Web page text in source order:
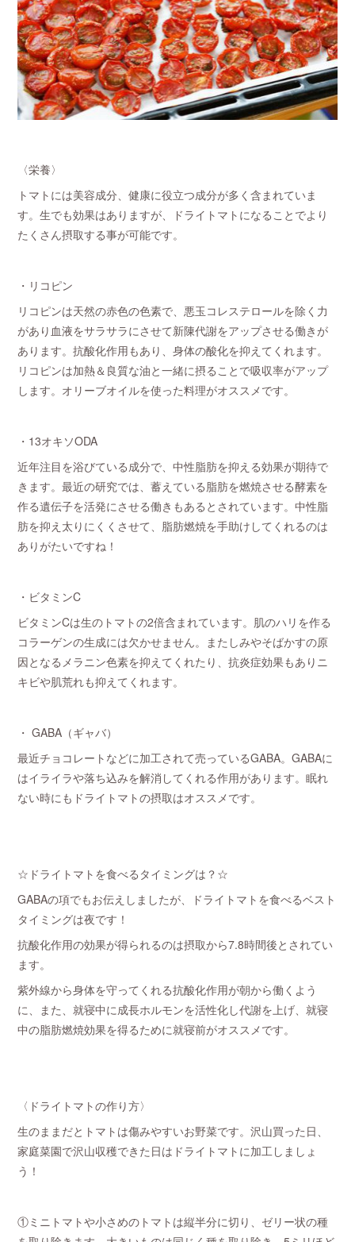
〈栄養〉
トマトには美容成分、健康に役立つ成分が多く含まれていま
す。生でも効果はありますが、ドライトマトになることでより
たくさん摂取する事が可能です。
・リコピン
リコピンは天然の赤色の色素で、悪玉コレステロールを除く力
があり血液をサラサラにさせて新陳代謝をアップさせる働きが
あります。抗酸化作用もあり、身体の酸化を抑えてくれます。
リコピンは加熱＆良質な油と一緒に摂ることで吸収率がアップ
します。オリーブオイルを使った料理がオススメです。
・13オキソODA
近年注目を浴びている成分で、中性脂肪を抑える効果が期待で
きます。最近の研究では、蓄えている脂肪を燃焼させる酵素を
作る遺伝子を活発にさせる働きもあるとされています。中性脂
肪を抑え太りにくくさせて、脂肪燃焼を手助けしてくれるのは
ありがたいですね！
・ビタミンC
ビタミンCは生のトマトの2倍含まれています。肌のハリを作る
コラーゲンの生成には欠かせません。またしみやそばかすの原
因となるメラニン色素を抑えてくれたり、抗炎症効果もありニ
キビや肌荒れも抑えてくれます。
・ GABA（ギャバ）
最近チョコレートなどに加工されて売っているGABA。GABAに
はイライラや落ち込みを解消してくれる作用があります。眠れ
ない時にもドライトマトの摂取はオススメです。
☆ドライトマトを食べるタイミングは？☆
GABAの項でもお伝えしましたが、ドライトマトを食べるベスト
タイミングは夜です！
抗酸化作用の効果が得られるのは摂取から7.8時間後とされてい
ます。
紫外線から身体を守ってくれる抗酸化作用が朝から働くよう
に、また、就寝中に成長ホルモンを活性化し代謝を上げ、就寝
中の脂肪燃焼効果を得るために就寝前がオススメです。
〈ドライトマトの作り方〉
生のままだとトマトは傷みやすいお野菜です。沢山買った日、
家庭菜園で沢山収穫できた日はドライトマトに加工しましょ
う！
①ミニトマトや小さめのトマトは縦半分に切り、ゼリー状の種